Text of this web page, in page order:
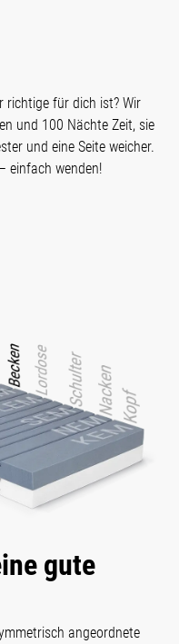
richtige für dich ist? Wir
und 100 Nächte Zeit, sie
und eine Seite weicher.
einfach wenden!
gute
angeordnete